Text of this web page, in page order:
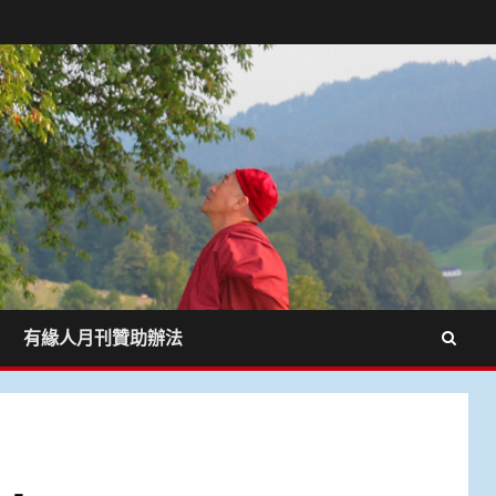
有緣人月刊贊助辦法